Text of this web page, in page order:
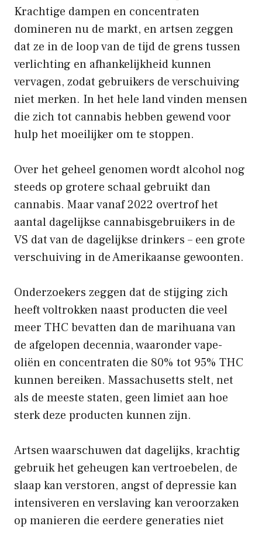
Krachtige dampen en concentraten
domineren nu de markt, en artsen zeggen
dat ze in de loop van de tijd de grens tussen
verlichting en afhankelijkheid kunnen
vervagen, zodat gebruikers de verschuiving
niet merken. In het hele land vinden mensen
die zich tot cannabis hebben gewend voor
hulp het moeilijker om te stoppen.
Over het geheel genomen wordt alcohol nog
steeds op grotere schaal gebruikt dan
cannabis. Maar vanaf 2022 overtrof het
aantal dagelijkse cannabisgebruikers in de
VS dat van de dagelijkse drinkers – een grote
verschuiving in de Amerikaanse gewoonten.
Onderzoekers zeggen dat de stijging zich
heeft voltrokken naast producten die veel
meer THC bevatten dan de marihuana van
de afgelopen decennia, waaronder vape-
oliën en concentraten die 80% tot 95% THC
kunnen bereiken. Massachusetts stelt, net
als de meeste staten, geen limiet aan hoe
sterk deze producten kunnen zijn.
Artsen waarschuwen dat dagelijks, krachtig
gebruik het geheugen kan vertroebelen, de
slaap kan verstoren, angst of depressie kan
intensiveren en verslaving kan veroorzaken
op manieren die eerdere generaties niet